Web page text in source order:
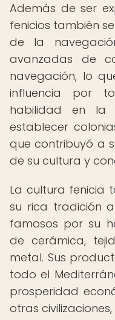
Además de ser
fenicios también
de la
avanzadas de
navegación, lo
influencia por
habilidad en la
establecer
que contribuyó a
de su cultura y
La cultura fenicia
su rica tradición
famosos por su
de cerámica,
metal. Sus
todo el
prosperidad
otras